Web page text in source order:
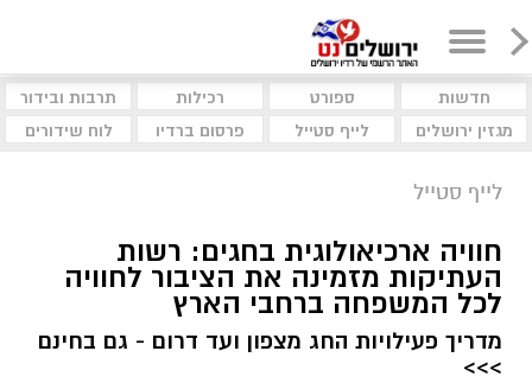
חדשות ספורט רכילות
תרבות ובידור
מגזין ירושלים
לייף סטייל פרסום ברדיו לוח שידורים
לייף סטייל
חוויה ארכיאולוגית בחגים: רשות
העתיקות מזמינה את הציבור לחוויה
לכל המשפחה ברחבי הארץ
מדריך פעילויות החג מצפון ועד דרום - גם בחינם
>>>